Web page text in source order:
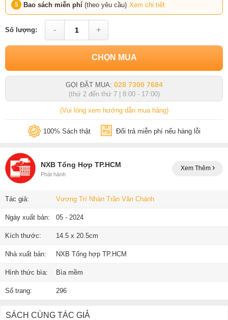
Bao sách miễn phí (theo yêu cầu) Xem chi tiết
Số lượng: - +
CHỌN MUA
GỌI ĐẶT MUA: 028 7300 7684
(thứ 2 đến thứ 7 | 8:00 - 17:00)
(Vui lòng xem hướng dẫn mua hàng)
100% Sách thật Đổi trả miễn phí nếu hàng lỗi
NXB Tổng Hợp TP.HCM
Phát hành
Xem Thêm
Tác giả: Vương Trí Nhàn Trần Văn Chánh
Ngày xuất bản: 05 - 2024
Kích thước: 14.5 x 20.5cm
Nhà xuất bản: NXB Tổng hợp TP.HCM
Hình thức bìa: Bìa mềm
Số trang: 296
SÁCH CÙNG TÁC GIẢ